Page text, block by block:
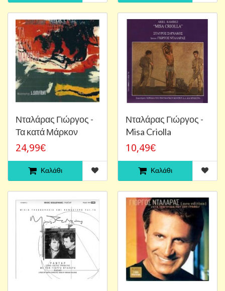
Νταλάρας Γιώργος -
Τα κατά Μάρκον
24,99€
Καλάθι
Νταλάρας Γιώργος -
Misa Criolla
10,49€
Καλάθι